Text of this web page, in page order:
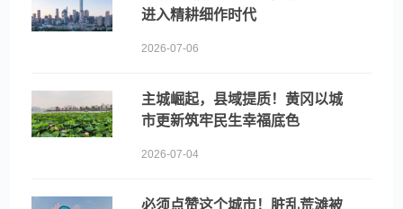
进入精耕细作时代
2026-07-06
主城崛起，县域提质！黄冈以城
市更新筑牢民生幸福底色
2026-07-04
必须点赞这个城市！脏乱荒滩被